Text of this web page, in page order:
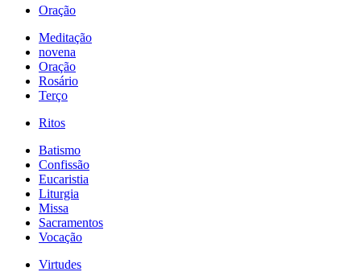
Oração
Meditação
novena
Oração
Rosário
Terço
Ritos
Batismo
Confissão
Eucaristia
Liturgia
Missa
Sacramentos
Vocação
Virtudes